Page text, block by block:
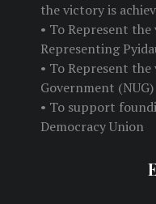
the victory is
• To Represent
Representing
• To Represent
Government (NUG)
• To support
Democracy Union